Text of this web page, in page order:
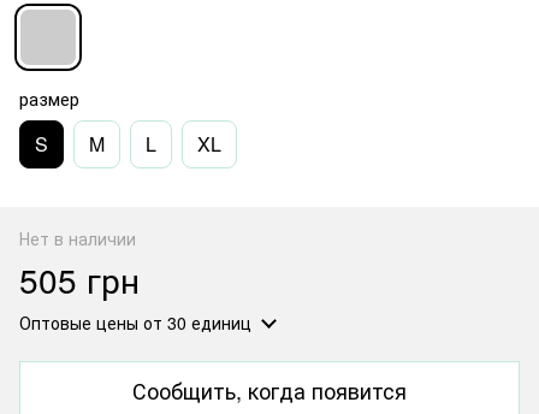
размер
S M L XL
Нет в наличии
505 грн
Оптовые цены от 30 единиц
Сообщить, когда появится